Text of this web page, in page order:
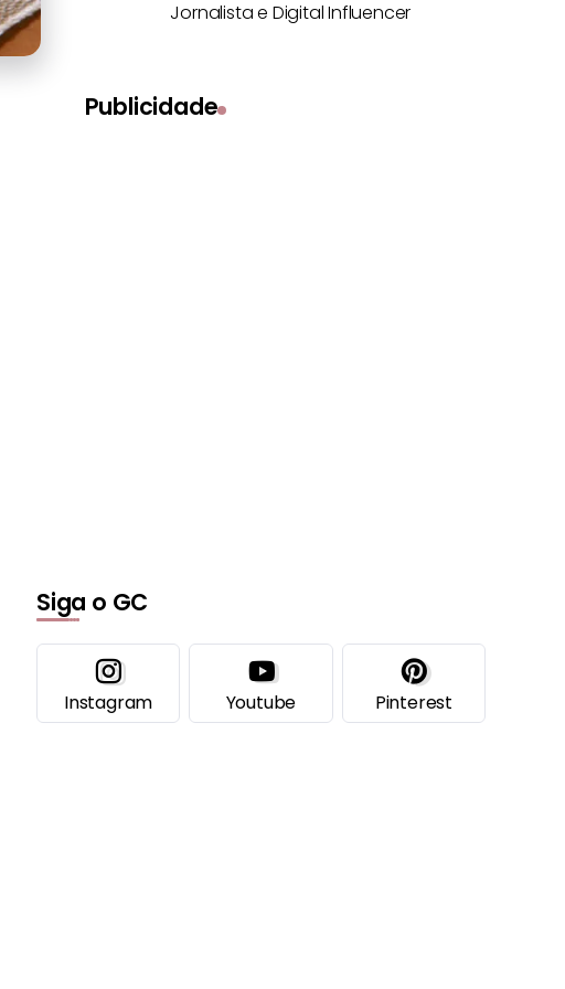
Jornalista e Digital Influencer
Publicidade
Siga o GC
Instagram Youtube Pinterest